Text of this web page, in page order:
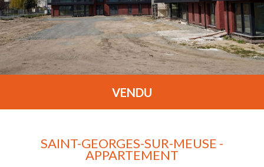
VENDU
SAINT-GEORGES-SUR-MEUSE -
APPARTEMENT